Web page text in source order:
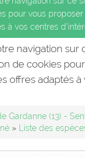
pour vous
à vos centres
navigation sur
de cookies
offres adaptés
Gardanne (13) -
» Liste des